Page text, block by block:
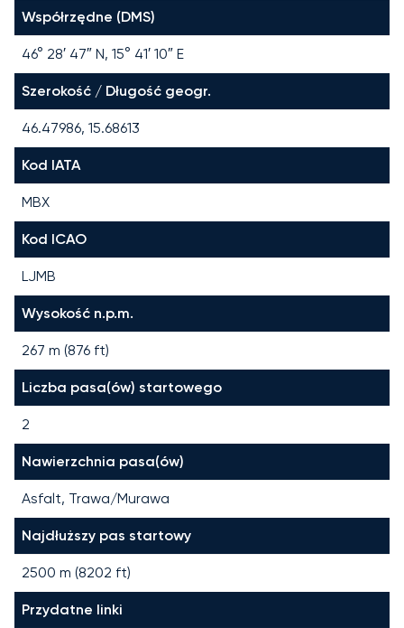
Współrzędne (DMS)
46° 28′ 47″ N, 15° 41′ 10″ E
Szerokość / Długość geogr.
46.47986, 15.68613
Kod IATA
MBX
Kod ICAO
LJMB
Wysokość n.p.m.
267 m (876 ft)
Liczba pasa(ów) startowego
2
Nawierzchnia pasa(ów)
Asfalt, Trawa/Murawa
Najdłuższy pas startowy
2500 m (8202 ft)
Przydatne linki